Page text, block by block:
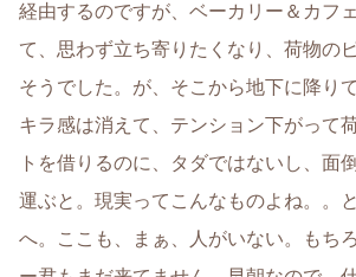
経由するのですが、ベーカリー＆カフ
て、思わず立ち寄りたくなり、荷物の
そうでした。が、そこから地下に降り
キラ感は消えて、テンション下がって
トを借りるのに、タダではないし、面
運ぶと。現実ってこんなものよね。。
へ。ここも、まぁ、人がいない。もち